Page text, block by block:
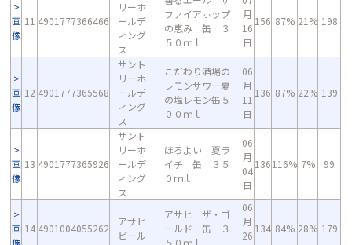
画
像
11 4901777366466
リーホ
ールデ
ィング
ス
ファイアホップ
の恵み 缶 ３
５０ｍｌ
月
16
日
156 87% 21% 198
画
像
12 4901777365568
サント
リーホ
ールデ
ィング
ス
こだわり酒場の
レモンサワー夏
の塩レモン缶５
００ｍｌ
06
月
11
日
136 87% 22% 139
画
像
13 4901777365926
サント
リーホ
ールデ
ィング
ス
ほろよい 夏ラ
イチ 缶 ３５
０ｍｌ
06
月
04
日
136116% 7% 99
画
像
14 4901004055262
アサヒ
ビール
アサヒ ザ・ゴ
ールド 缶 ３
５０ｍｌ
06
月
26
134 84% 28% 179